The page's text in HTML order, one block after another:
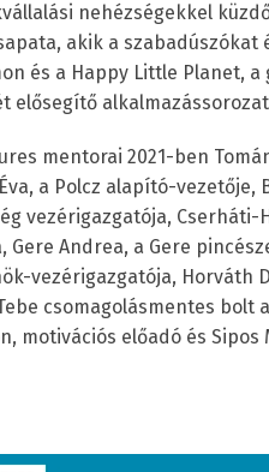
nehézségekkel
akik a
és a Happy Little Planet,
elősegítő
mentorai 2021-ben
a Polcz alapító-vezetője,
vezérigazgatója,
Gere Andrea, a Gere
vezérigazgatója, Horváth
csomagolásmentes bolt
motivációs előadó és